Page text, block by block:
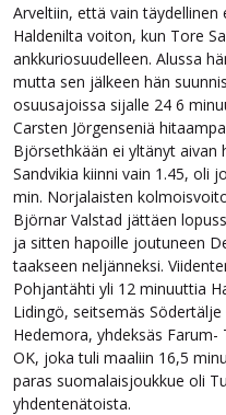
Arveltiin, että vain
Haldenilta voiton, kun Tore
ankkuriosuudelleen. Alussa
mutta sen jälkeen hän
osuusajoissa sijalle 24 6
Carsten Jörgenseniä
Björsethkään ei yltänyt aivan
Sandvikia kiinni vain 1.45, oli
min. Norjalaisten
Björnar Valstad jättäen
ja sitten hapoille joutuneen
taakseen neljänneksi.
Pohjantähti yli 12 minuuttia
Lidingö, seitsemäs
Hedemora, yhdeksäs
OK, joka tuli maaliin 16,5
paras suomalaisjoukkue oli
yhdentenätoista.